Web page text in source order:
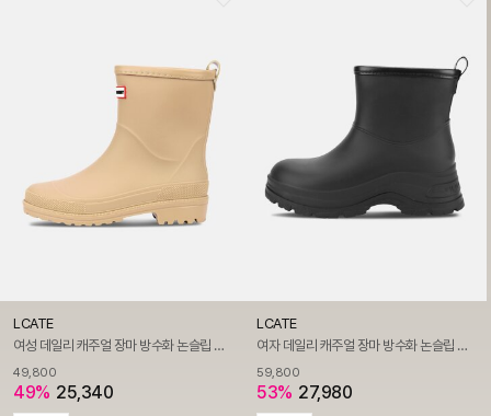
LCATE
여성 데일리 캐주얼 장마 방수화 논슬립 중목 미들 장화 숏부츠 레인부츠 LSS523
49,800
49% 25,340
LCATE
여자 데일리 캐주얼 장마 방수화 논슬립 청키 앵클 장화 숏부츠 레인부츠 LSS534
59,800
53% 27,980